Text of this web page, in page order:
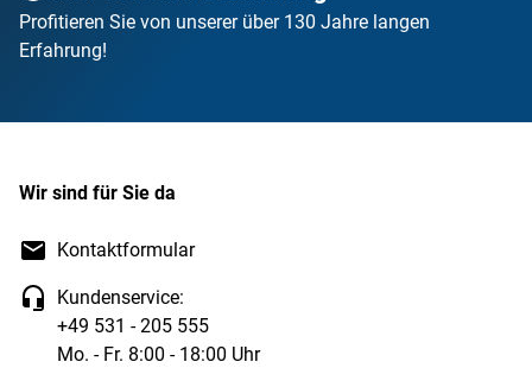
Profitieren Sie von unserer über 130 Jahre langen
Erfahrung!
Wir sind für Sie da
Kontaktformular
Kundenservice:
+49 531 - 205 555
Mo. - Fr. 8:00 - 18:00 Uhr